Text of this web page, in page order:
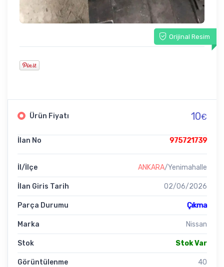
Orijinal Resim
Ürün Fiyatı 10€
İlan No 975721739
İl/İlçe ANKARA/Yenimahalle
İlan Giris Tarih 02/06/2026
Parça Durumu Çıkma
Marka Nissan
Stok Stok Var
Görüntülenme 40